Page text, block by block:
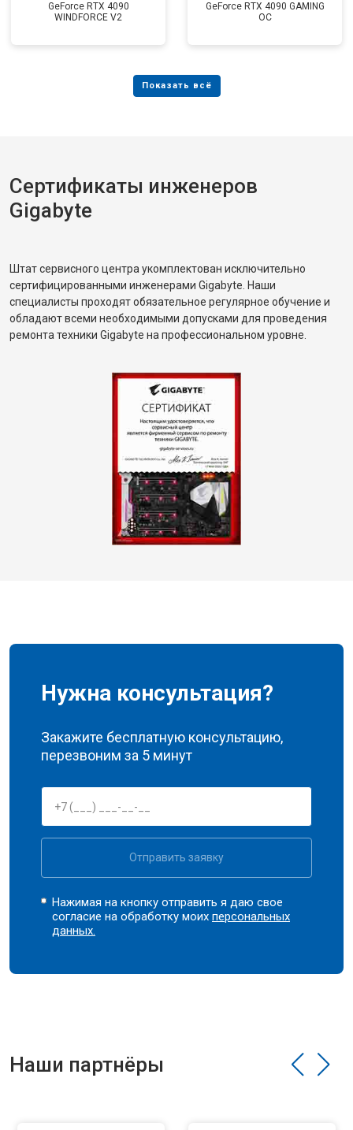
GeForce RTX 4090
WINDFORCE V2
GeForce RTX 4090 GAMING
OC
Сертификаты инженеров
Gigabyte
Штат сервисного центра укомплектован исключительно
сертифицированными инженерами Gigabyte. Наши
специалисты проходят обязательное регулярное обучение и
обладают всеми необходимыми допусками для проведения
ремонта техники Gigabyte на профессиональном уровне.
Нужна консультация?
Закажите бесплатную консультацию,
перезвоним за 5 минут
Отправить заявку
Нажимая на кнопку отправить я даю свое
согласие на обработку моихперсональных
данных.
Наши партнёры